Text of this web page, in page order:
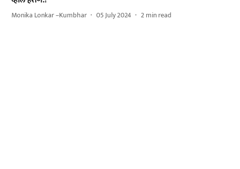
Monika Lonkar –Kumbhar 05 July 2024 2min read